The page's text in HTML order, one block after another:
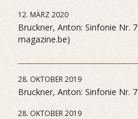
12. MÄRZ 2020
Bruckner, Anton: Sinfonie Nr.
magazine.be)
28. OKTOBER 2019
Bruckner, Anton: Sinfonie Nr. 7
28. OKTOBER 2019